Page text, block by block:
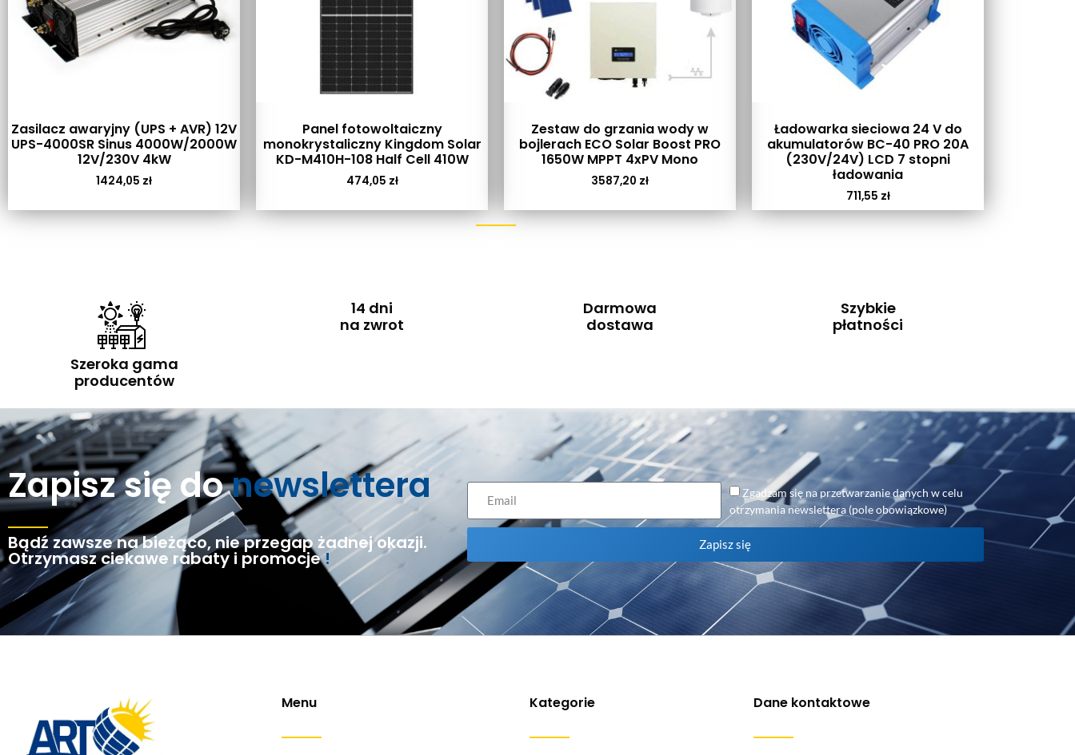
Zasilacz awaryjny (UPS + AVR) 12V
UPS-4000SR Sinus 4000W/2000W
12V/230V 4kW
1424,05 zł
Panel fotowoltaiczny
monokrystaliczny Kingdom Solar
KD-M410H-108 Half Cell 410W
474,05 zł
Zestaw do grzania wody w
bojlerach ECO Solar Boost PRO
1650W MPPT 4xPV Mono
3587,20 zł
Ładowarka sieciowa 24 V do
akumulatorów BC-40 PRO 20A
(230V/24V) LCD 7 stopni
ładowania
711,55 zł
Szeroka gama
producentów
14 dni
na zwrot
Darmowa
dostawa
Szybkie
płatności
Zapisz się donewslettera
Bądź zawsze na bieżąco, nie przegap żadnej okazji.
Otrzymasz ciekawe rabaty i promocje!
Zgadzam się na przetwarzanie danych w celu
otrzymania newslettera (pole obowiązkowe)
Zapisz się
Menu Kategorie Dane kontaktowe